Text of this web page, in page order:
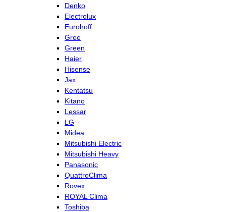
Denko
Electrolux
Eurohoff
Gree
Green
Haier
Hisense
Jax
Kentatsu
Kitano
Lessar
LG
Midea
Mitsubishi Electric
Mitsubishi Heavy
Panasonic
QuattroClima
Rovex
ROYAL Clima
Toshiba